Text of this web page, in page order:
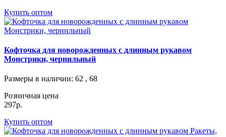
Купить оптом
Кофточка для новорожденных с длинным рукавом
Монстрики, чернильный
Размеры в наличии: 62 , 68
Розничная цена
297р.
Купить оптом